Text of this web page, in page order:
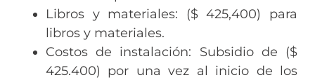
Libros y materiales: ($ 425,400) para
libros y materiales.
Costos de instalación: Subsidio de ($
425.400) por una vez al inicio de los